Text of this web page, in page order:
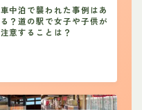
車中泊で襲われた事例はあ
る？道の駅で女子や子供が
注意することは？